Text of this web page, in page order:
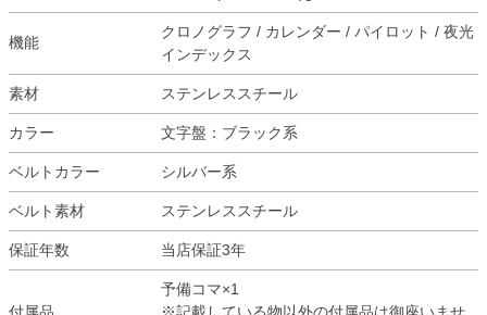
機能
クロノグラフ / カレンダー / パイロット / 夜光
インデックス
素材 ステンレススチール
カラー 文字盤：ブラック系
ベルトカラー シルバー系
ベルト素材 ステンレススチール
保証年数 当店保証3年
予備コマ×1